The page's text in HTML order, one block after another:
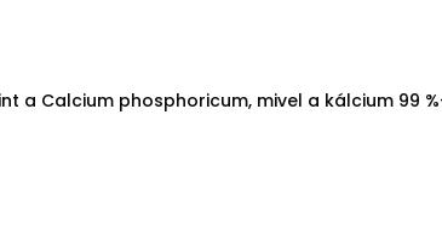
a Calcium phosphoricum, mivel a kálcium 99